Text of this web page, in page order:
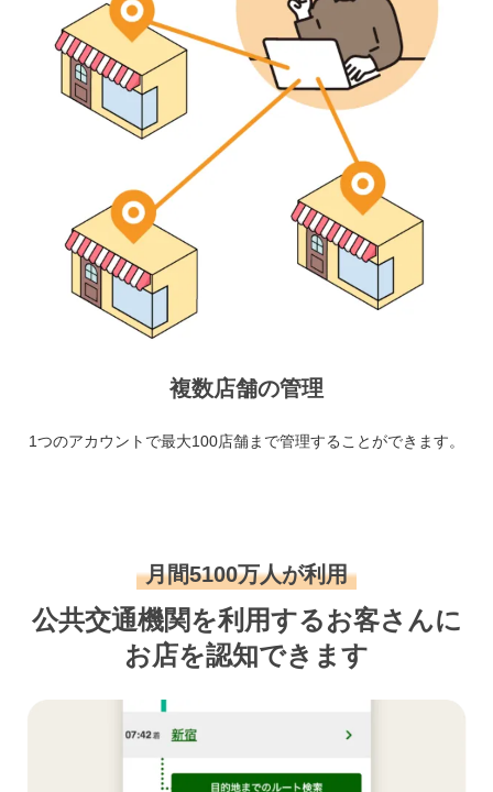
複数店舗の管理
1つのアカウントで最大100店舗まで管理することができます。
月間5100万人が利用
公共交通機関を利用するお客さんに
お店を認知できます